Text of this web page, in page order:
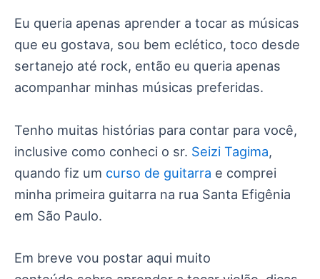
Eu queria apenas aprender a tocar as músicas
que eu gostava, sou bem eclético, toco desde
sertanejo até rock, então eu queria apenas
acompanhar minhas músicas preferidas.
Tenho muitas histórias para contar para você,
inclusive como conheci o sr. Seizi Tagima,
quando fiz um curso de guitarra e comprei
minha primeira guitarra na rua Santa Efigênia
em São Paulo.
Em breve vou postar aqui muito